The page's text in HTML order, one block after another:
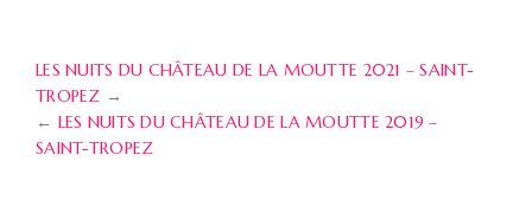
LES NUITS DU CHÂTEAU DE LA MOUTTE 2021 – SAINT-
TROPEZ →
← LES NUITS DU CHÂTEAU DE LA MOUTTE 2019 –
SAINT-TROPEZ